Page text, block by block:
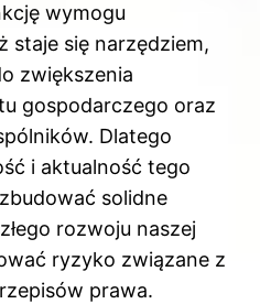
wymogu
staje się narzędziem,
zwiększenia
gospodarczego oraz
Dlatego
i aktualność tego
solidne
rozwoju naszej
ryzyko związane z
prawa.